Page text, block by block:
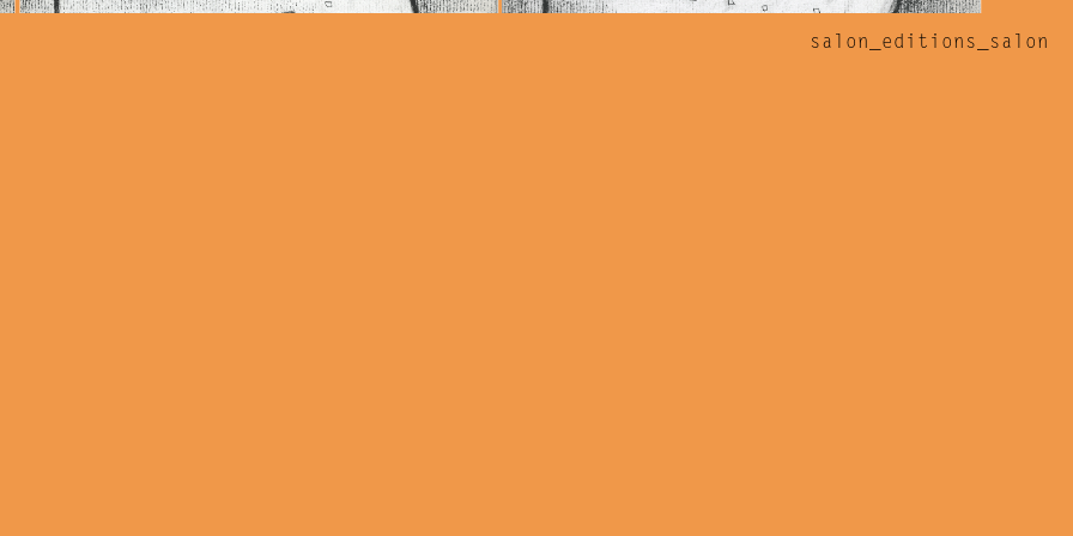
salon_editions_salon